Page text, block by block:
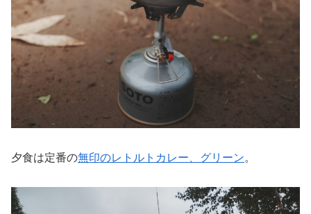
夕食は定番の無印のレトルトカレー、グリーン。